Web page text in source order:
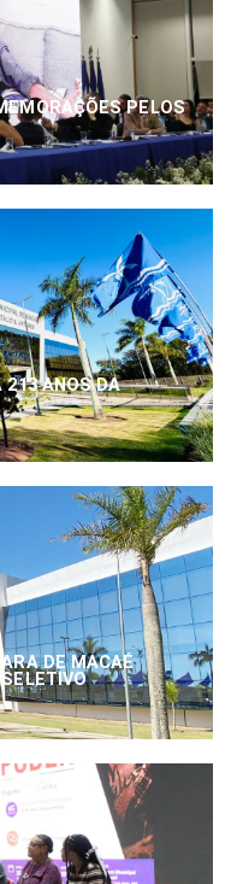
PELOS
213 ANOS DA
DE MACAÉ